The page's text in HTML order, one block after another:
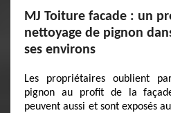
MJ Toiture facade : un
nettoyage de pignon
ses environs
Les propriétaires oublient
pignon au profit de la
peuvent aussi et sont exposés